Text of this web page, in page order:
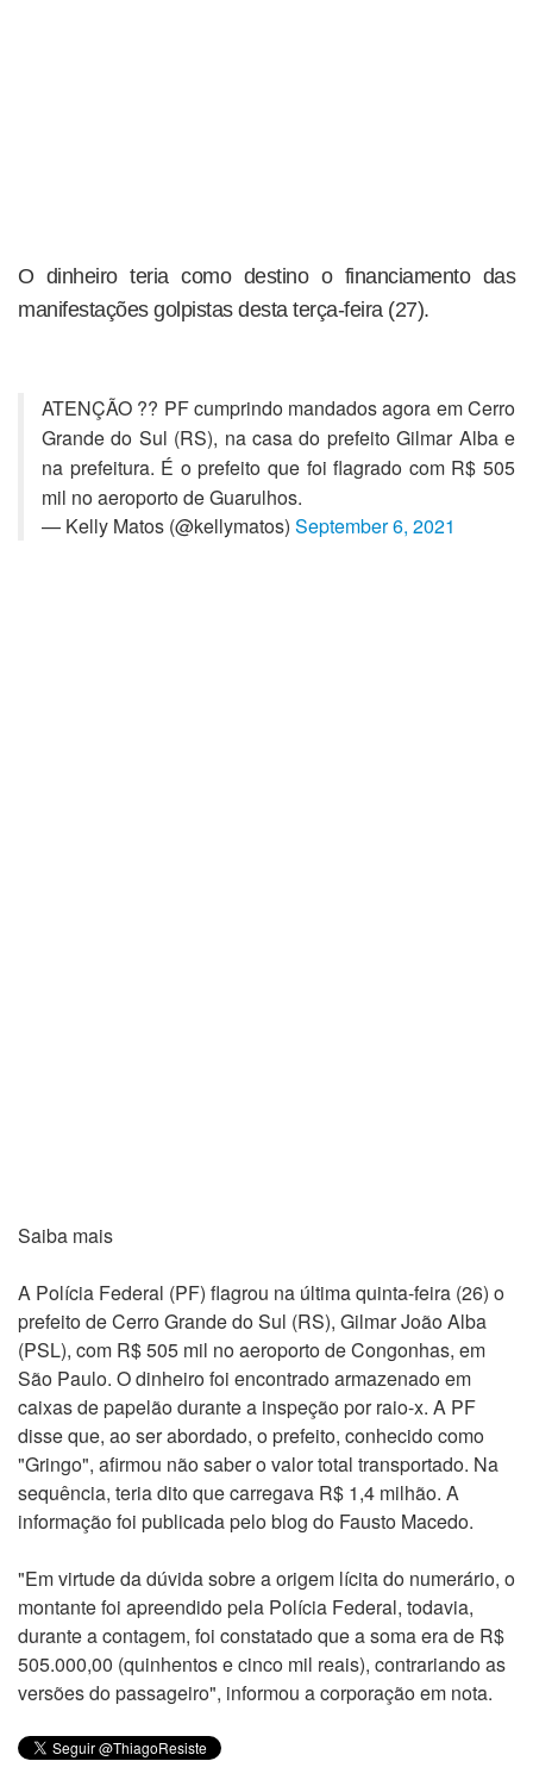
O dinheiro teria como destino o financiamento das
manifestações golpistas desta terça-feira (27).
ATENÇÃO ?? PF cumprindo mandados agora em Cerro
Grande do Sul (RS), na casa do prefeito Gilmar Alba e
na prefeitura. É o prefeito que foi flagrado com R$ 505
mil no aeroporto de Guarulhos.
— Kelly Matos (@kellymatos) September 6, 2021
Saiba mais
A Polícia Federal (PF) flagrou na última quinta-feira (26) o
prefeito de Cerro Grande do Sul (RS), Gilmar João Alba
(PSL), com R$ 505 mil no aeroporto de Congonhas, em
São Paulo. O dinheiro foi encontrado armazenado em
caixas de papelão durante a inspeção por raio-x. A PF
disse que, ao ser abordado, o prefeito, conhecido como
"Gringo", afirmou não saber o valor total transportado. Na
sequência, teria dito que carregava R$ 1,4 milhão. A
informação foi publicada pelo blog do Fausto Macedo.
"Em virtude da dúvida sobre a origem lícita do numerário, o
montante foi apreendido pela Polícia Federal, todavia,
durante a contagem, foi constatado que a soma era de R$
505.000,00 (quinhentos e cinco mil reais), contrariando as
versões do passageiro", informou a corporação em nota.